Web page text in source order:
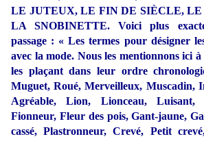
LE JUTEUX, LE FIN DE SIÈCLE, LE
LA SNOBINETTE. Voici plus
passage : « Les termes pour désigner
avec la mode. Nous les mentionnons ici
les plaçant dans leur ordre
Muguet, Roué, Merveilleux, Muscadin,
Agréable, Lion, Lionceau, Luisant,
Fionneur, Fleur des pois, Gant-jaune,
cassé, Plastronneur, Crevé, Petit